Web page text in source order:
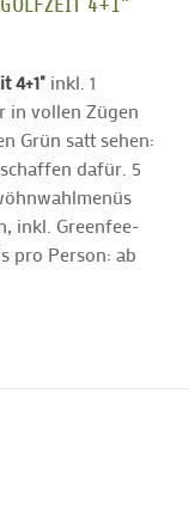
4+1" inkl. 1
in vollen Zügen
Grün satt sehen:
dafür. 5
inkl. Greenfee-
pro Person: ab